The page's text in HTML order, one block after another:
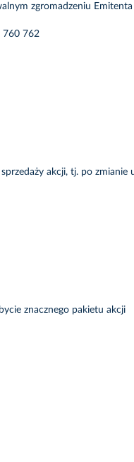
zgromadzeniu
760 762
akcji, tj. po zmianie
znacznego pakietu akcji